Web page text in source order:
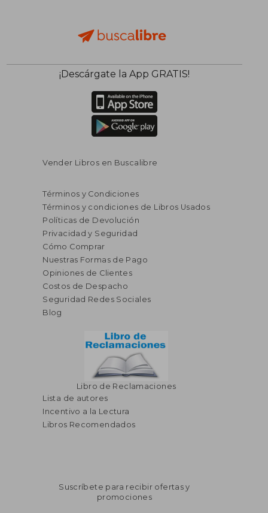
¡Descárgate la App GRATIS!
Vender Libros en Buscalibre
Términos y Condiciones
Términos y condiciones de Libros Usados
Políticas de Devolución
Privacidad y Seguridad
Cómo Comprar
Nuestras Formas de Pago
Opiniones de Clientes
Costos de Despacho
Seguridad Redes Sociales
Blog
Libro de Reclamaciones
Lista de autores
Incentivo a la Lectura
Libros Recomendados
Suscríbete para recibir ofertas y
promociones